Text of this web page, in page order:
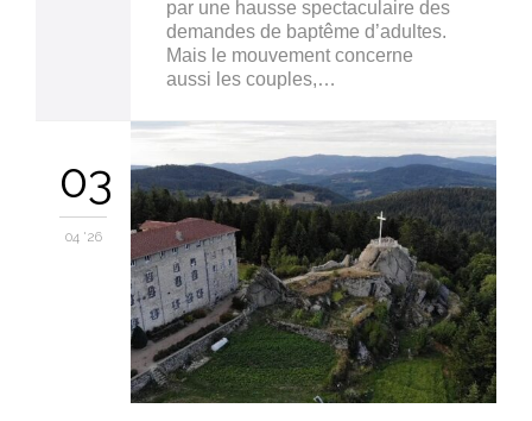
par une hausse spectaculaire des
demandes de baptême d’adultes.
Mais le mouvement concerne
aussi les couples,…
03
04 '26